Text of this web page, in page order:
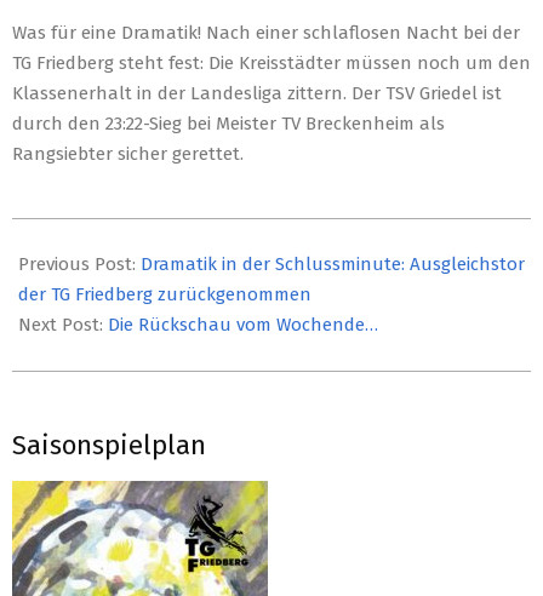
Was für eine Dramatik! Nach einer schlaflosen Nacht bei der
TG Friedberg steht fest: Die Kreisstädter müssen noch um den
Klassenerhalt in der Landesliga zittern. Der TSV Griedel ist
durch den 23:22-Sieg bei Meister TV Breckenheim als
Rangsiebter sicher gerettet.
05-
06
Previous Post: Dramatik in der Schlussminute: Ausgleichstor
der TG Friedberg zurückgenommen
Next Post: Die Rückschau vom Wochende…
Saisonspielplan